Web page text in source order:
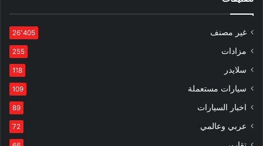
غير مصنف 26٬405
مزادات 255
سلايدر 118
سيارات مستعملة 109
اخبار السيارات 89
عربي وعالمي 72